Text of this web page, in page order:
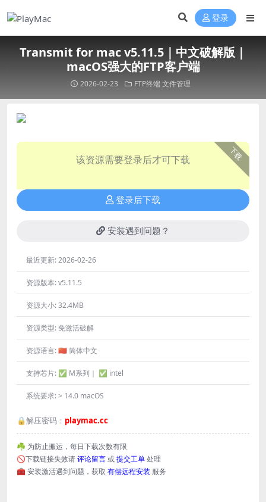
登录
Transmit for mac v5.11.5｜中文破解版｜
macOS强大的FTP客户端
2026-02-23 FTP终端文件管理
下载
该资源需要登录后才可下载
登录后下载
安装遇到问题？
最近更新:2026-02-26
资源版本:v5.11.5
资源大小:32.4MB
资源类型:免激活破解
资源语言:🇨🇳 简体中文
支持芯片: ✅ M系列｜ ✅ intel
系统要求:> 14.0 macOS
🔒解压密码： playmac.cc
☘️ 为防止搬运，每日下载次数有限
🚫下载链接失效请评论留言或提交工单处理
🧰 安装激活遇到问题，获取 有偿远程安装 服务